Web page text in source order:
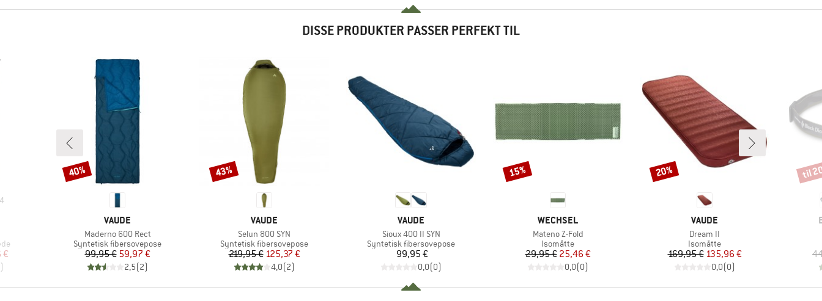
DISSE PRODUKTER PASSER PERFEKT TIL
4
€
)
MÆRKE
VAUDE
Artikel
Maderno 600 Rect
Produktgruppe
Syntetisk fibersovepose
Pris
99,95 €Nedsat pris
59,97 €
2,5(2)
Rabat
40%
MÆRKE
VAUDE
Artikel
Selun 800 SYN
Produktgruppe
Syntetisk fibersovepose
Pris
219,95 €Nedsat pris
125,37 €
4,0(2)
Rabat
43%
MÆRKE
VAUDE
Artikel
Sioux 400 II SYN
Produktgruppe
Syntetisk fibersovepose
Pris
99,95 €
0,0(0)
MÆRKE
WECHSEL
Artikel
Mateno Z-Fold
Produktgruppe
Isomåtte
Pris
29,95 €Nedsat pris
25,46 €
0,0(0)
Rabat
15%
MÆRKE
VAUDE
Artikel
Dream II
Produktgruppe
Isomåtte
Pris
169,95 €Nedsat pris
135,96 €
0,0(0)
Rabat
20% Rabat
til